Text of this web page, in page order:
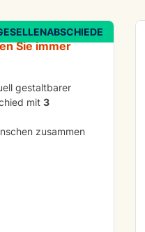
Sie immer
gestaltbarer
mit3
zusammen